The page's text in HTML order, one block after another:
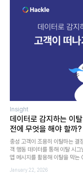
Insight
데이터로 감지하는 이
전에 무엇을 해야 할까?
충성 고객이 조용히 이탈하는 결
객 행동 데이터를 통해 이탈 시그
앱 메시지를 활용해 이탈을 막
January 22, 2026